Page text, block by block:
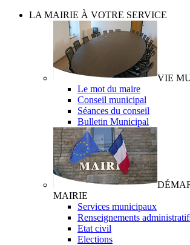
LA MAIRIE À VOTRE SERVICE
VIE
Le mot du maire
Conseil municipal
Séances du conseil
Bulletin Municipal
MAIRIE
Services municipaux
Renseignements
Etat civil
Elections